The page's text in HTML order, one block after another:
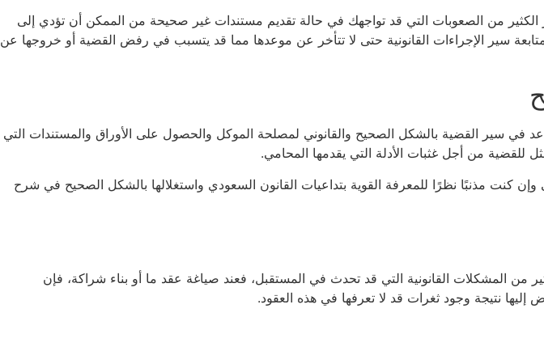
من الصعوبات التي قد تواجهك في حالة تقديم مستندات غير صحيحة من الممكن أن تؤدي إلى
سير الإجراءات القانونية حتى لا تتأخر عن موعدها مما قد يتسبب في رفض القضية أو خروجها عن
سير القضية بالشكل الصحيح والقانوني لمصلحة الموكل والحصول على الأوراق والمستندات التي
من أجل غثبات الأدلة التي يقدمها المحامي.
مذنبًا نظرًا للمعرفة القوية بتداعيات القانون السعودي واستغلالها بالشكل الصحيح في شرح
المشكلات القانونية التي قد تحدث في المستقبل، فعند صياغة عقد ما أو بناء شراكة، فإن
إليها نتيجة وجود ثغرات قد لا تعرفها في هذه العقود.